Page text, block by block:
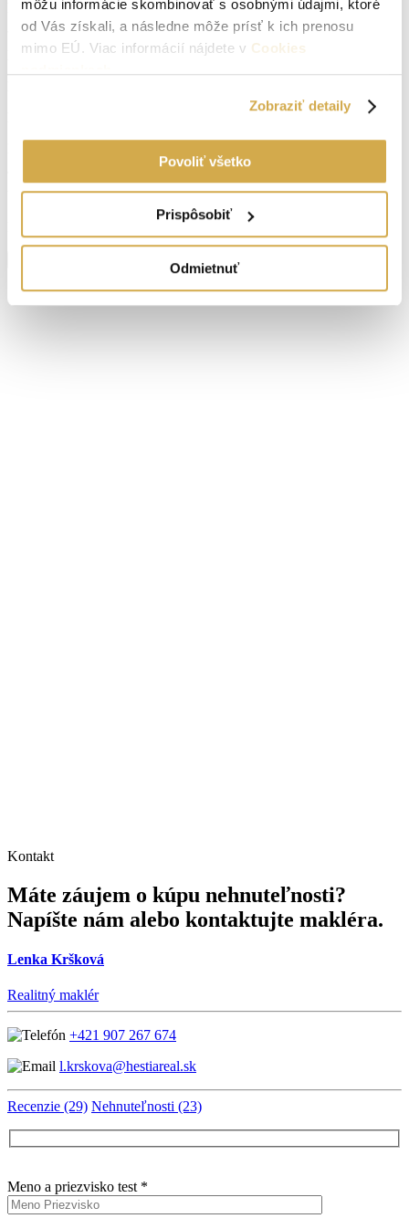
môžu informácie skombinovať s osobnými údajmi, ktoré
od Vás získali, a následne môže prísť k ich prenosu
mimo EÚ. Viac informácií nájdete v Cookies
Zobraziť detaily
Povoliť všetko
Prispôsobiť
Odmietnuť
Počet izieb:2
Lokalita: Senica
Vlastníctvo:osobné
Kontakt
Máte záujem o kúpu nehnuteľnosti?
Napíšte nám alebo kontaktujte makléra.
Lenka Kršková
Realitný maklér
+421 907 267 674
l.krskova@hestiareal.sk
Recenzie (29) Nehnuteľnosti (23)
Meno a priezvisko test *